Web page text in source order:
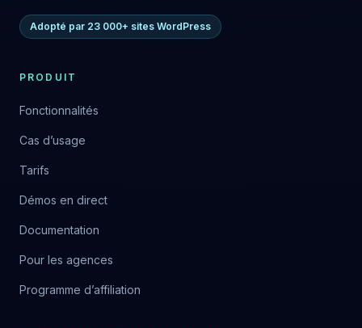
Adopté par 23 000+ sites WordPress
PRODUIT
Fonctionnalités
Cas d’usage
Tarifs
Démos en direct
Documentation
Pour les agences
Programme d’affiliation